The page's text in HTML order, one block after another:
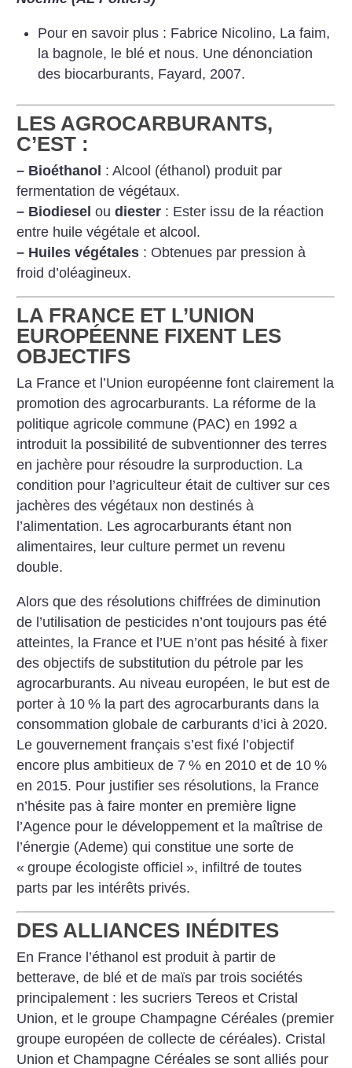
Pour en savoir plus : Fabrice Nicolino, La faim,
la bagnole, le blé et nous. Une dénonciation
des biocarburants, Fayard, 2007.
LES AGROCARBURANTS,
C’EST :
– Bioéthanol : Alcool (éthanol) produit par
fermentation de végétaux.
– Biodiesel oudiester : Ester issu de la réaction
entre huile végétale et alcool.
– Huiles végétales : Obtenues par pression à
froid d’oléagineux.
LA FRANCE ET L’UNION
EUROPÉENNE FIXENT LES
OBJECTIFS
La France et l’Union européenne font clairement la
promotion des agrocarburants. La réforme de la
politique agricole commune (PAC) en 1992 a
introduit la possibilité de subventionner des terres
en jachère pour résoudre la surproduction. La
condition pour l’agriculteur était de cultiver sur ces
jachères des végétaux non destinés à
l’alimentation. Les agrocarburants étant non
alimentaires, leur culture permet un revenu
double.
Alors que des résolutions chiffrées de diminution
de l’utilisation de pesticides n’ont toujours pas été
atteintes, la France et l’UE n’ont pas hésité à fixer
des objectifs de substitution du pétrole par les
agrocarburants. Au niveau européen, le but est de
porter à 10 % la part des agrocarburants dans la
consommation globale de carburants d’ici à 2020.
Le gouvernement français s’est fixé l’objectif
encore plus ambitieux de 7 % en 2010 et de 10 %
en 2015. Pour justifier ses résolutions, la France
n’hésite pas à faire monter en première ligne
l’Agence pour le développement et la maîtrise de
l’énergie (Ademe) qui constitue une sorte de
« groupe écologiste officiel », infiltré de toutes
parts par les intérêts privés.
DES ALLIANCES INÉDITES
En France l’éthanol est produit à partir de
betterave, de blé et de maïs par trois sociétés
principalement : les sucriers Tereos et Cristal
Union, et le groupe Champagne Céréales (premier
groupe européen de collecte de céréales). Cristal
Union et Champagne Céréales se sont alliés pour